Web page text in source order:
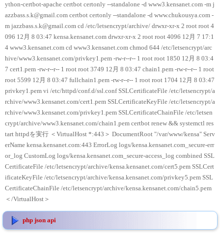
ython-certbot-apache certbot certonly --standalone -d www3.kensanet.com -m j
azzbass.s.k@gmail.com certbot certonly --standalone -d www.chukousya.com -
m jazzbass.s.k@gmail.com cd /etc/letsencrypt/archive/ drwxr-xr-x 2 root root 4
096 12月 8 03:47 kensa.kensanet.com drwxr-xr-x 2 root root 4096 12月 7 17:1
4 www3.kensanet.com cd www3.kensanet.com chmod 644 /etc/letsencrypt/arc
hive/www3.kensanet.com/privkey1.pem -rw-r--r-- 1 root root 1850 12月 8 03:4
7 cert1.pem -rw-r--r-- 1 root root 3749 12月 8 03:47 chain1.pem -rw-r--r-- 1 root
root 5599 12月 8 03:47 fullchain1.pem -rw-r--r-- 1 root root 1704 12月 8 03:47
privkey1.pem vi /etc/httpd/conf.d/ssl.conf SSLCertificateFile /etc/letsencrypt/a
rchive/www3.kensanet.com/cert1.pem SSLCertificateKeyFile /etc/letsencrypt/a
rchive/www3.kensanet.com/privkey1.pem SSLCertificateChainFile /etc/letsen
crypt/archive/www3.kensanet.com/chain1.pem certbot renew && systemctl res
tart httpdを実行 ＜VirtualHost *:443＞ DocumentRoot "/var/www/kensa" Serv
erName kensa.kensanet.com:443 ErrorLog logs/kensa.kensanet.com_secure-err
or_log CustomLog logs/kensa.kensanet.com_secure-access_log combined SSL
CertificateFile /etc/letsencrypt/archive/kensa.kensanet.com/cert5.pem SSLCert
ificateKeyFile /etc/letsencrypt/archive/kensa.kensanet.com/privkey5.pem SSL
CertificateChainFile /etc/letsencrypt/archive/kensa.kensanet.com/chain5.pem
＜/VirtualHost＞
php json api